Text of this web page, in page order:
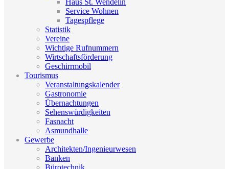
Haus St. Wendelin
Service Wohnen
Tagespflege
Statistik
Vereine
Wichtige Rufnummern
Wirtschaftsförderung
Geschirrmobil
Tourismus
Veranstaltungskalender
Gastronomie
Übernachtungen
Sehenswürdigkeiten
Fasnacht
Asmundhalle
Gewerbe
Architekten/Ingenieurwesen
Banken
Bürotechnik